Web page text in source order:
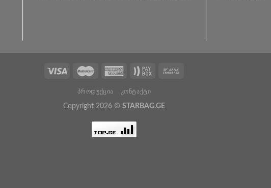
ᲞᲠᲝᲓᲣᲥᲪᲘᲐ ᲙᲝᲜᲢᲐᲥᲢᲘ
Copyright 2026 © STARBAG.GE